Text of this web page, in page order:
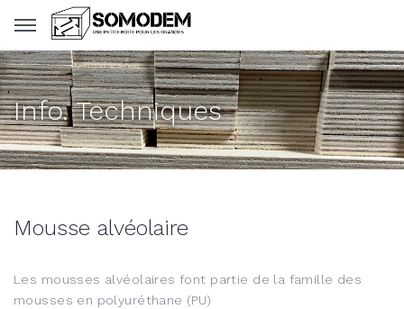
Panneau de gestion des cookies
Info. Techniques
Mousse alvéolaire
Les mousses alvéolaires font partie de la famille des
mousses en polyuréthane (PU)